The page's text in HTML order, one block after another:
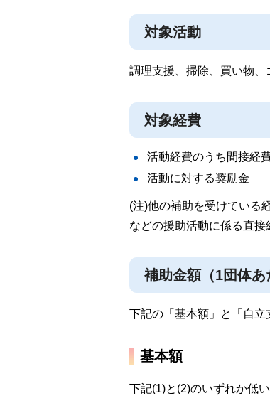
対象活動
調理支援、掃除、買い物
対象経費
活動経費のうち間接経
活動に対する奨励金
(注)他の補助を受けている
などの援助活動に係る直接
補助金額（1団体あ
下記の「基本額」と「自
基本額
下記(1)と(2)のいずれか低